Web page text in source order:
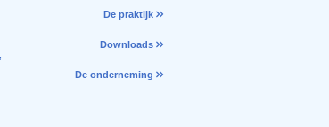
De praktijk
Downloads
De onderneming